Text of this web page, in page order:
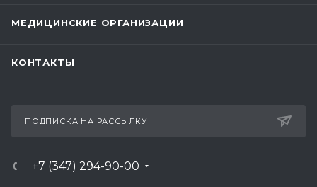
МЕДИЦИНСКИЕ ОРГАНИЗАЦИИ
КОНТАКТЫ
ПОДПИСКА НА РАССЫЛКУ
+7 (347) 294-90-00